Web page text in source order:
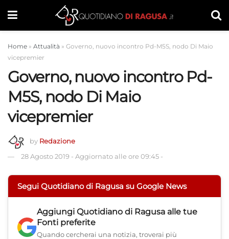
Home » Attualità » Governo, nuovo incontro Pd-M5S, nodo Di Maio
vicepremier
Governo, nuovo incontro Pd-
M5S, nodo Di Maio
vicepremier
by Redazione
28 Agosto 2019 - Aggiornato alle ore 09:45 -
Segui Quotidiano di Ragusa su Google News
Aggiungi Quotidiano di Ragusa alle tue
Fonti preferite
Quando cercherai una notizia, troverai più